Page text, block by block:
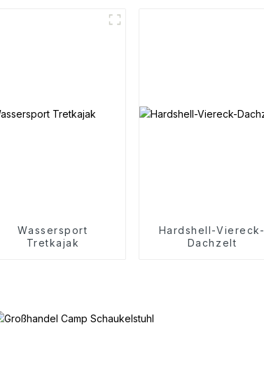
Wassersport
Tretkajak
Hardshell-Viereck-
Dachzelt